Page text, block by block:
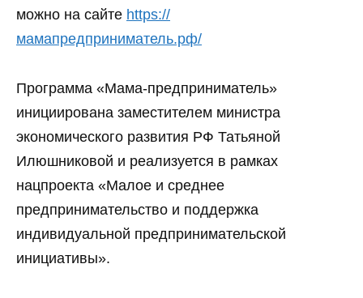
можно на сайте https://
мамапредприниматель.рф/
Программа «Мама-предприниматель»
инициирована заместителем министра
экономического развития РФ Татьяной
Илюшниковой и реализуется в рамках
нацпроекта «Малое и среднее
предпринимательство и поддержка
индивидуальной предпринимательской
инициативы».